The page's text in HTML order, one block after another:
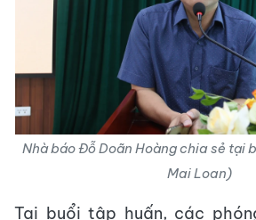
Nhà báo Đỗ Doãn Hoàng chia sẻ tại
Mai Loan)
Tại buổi tập huấn, các